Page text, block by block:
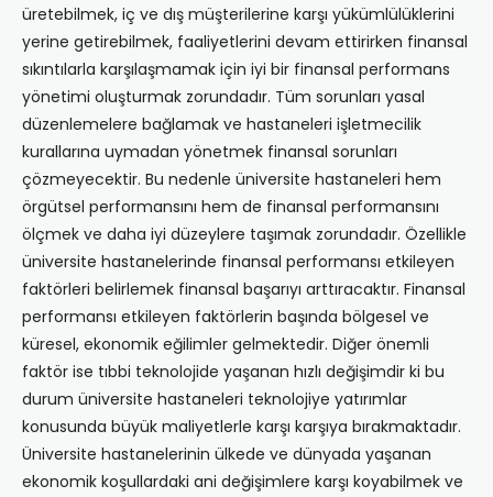
üretebilmek, iç ve dış müşterilerine karşı yükümlülüklerini
yerine getirebilmek, faaliyetlerini devam ettirirken finansal
sıkıntılarla karşılaşmamak için iyi bir finansal performans
yönetimi oluşturmak zorundadır. Tüm sorunları yasal
düzenlemelere bağlamak ve hastaneleri işletmecilik
kurallarına uymadan yönetmek finansal sorunları
çözmeyecektir. Bu nedenle üniversite hastaneleri hem
örgütsel performansını hem de finansal performansını
ölçmek ve daha iyi düzeylere taşımak zorundadır. Özellikle
üniversite hastanelerinde finansal performansı etkileyen
faktörleri belirlemek finansal başarıyı arttıracaktır. Finansal
performansı etkileyen faktörlerin başında bölgesel ve
küresel, ekonomik eğilimler gelmektedir. Diğer önemli
faktör ise tıbbi teknolojide yaşanan hızlı değişimdir ki bu
durum üniversite hastaneleri teknolojiye yatırımlar
konusunda büyük maliyetlerle karşı karşıya bırakmaktadır.
Üniversite hastanelerinin ülkede ve dünyada yaşanan
ekonomik koşullardaki ani değişimlere karşı koyabilmek ve